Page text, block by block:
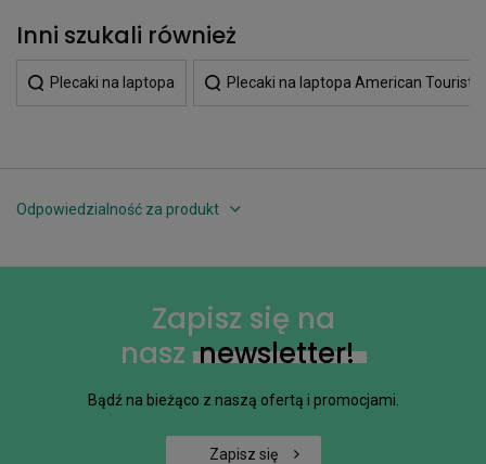
Inni szukali również
Plecaki na laptopa Plecaki na laptopa American Tourister
Odpowiedzialność za produkt
Zapisz się na
nasz newsletter!
Bądź na bieżąco z naszą ofertą i promocjami.
Zapisz się